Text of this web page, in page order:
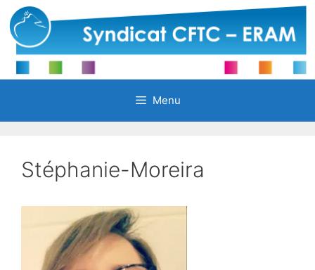
Aller
au
contenu
Menu
Stéphanie-Moreira